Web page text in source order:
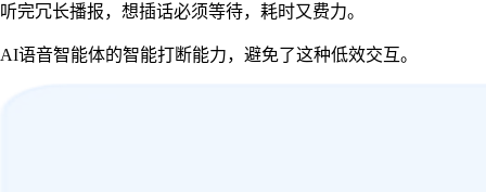
听完冗长播报，想插话必须等待，耗时又费力。
AI语音智能体的智能打断能力，避免了这种低效交互。